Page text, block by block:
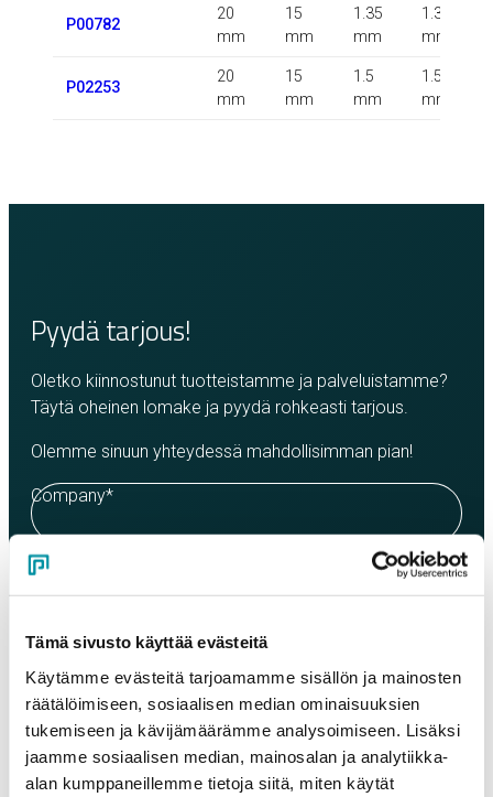
Tämä sivusto käyttää evästeitä
Käytämme evästeitä tarjoamamme sisällön ja mainosten
räätälöimiseen, sosiaalisen median ominaisuuksien
tukemiseen ja kävijämäärämme analysoimiseen. Lisäksi
jaamme sosiaalisen median, mainosalan ja analytiikka-
alan kumppaneillemme tietoja siitä, miten käytät
P00782
20
mm
15
mm
1.35
mm
1.35
mm
P02253
20
mm
15
mm
1.5
mm
1.5
mm
Pyydä tarjous!
Oletko kiinnostunut tuotteistamme ja palveluistamme?
Täytä oheinen lomake ja pyydä rohkeasti tarjous.
Olemme sinuun yhteydessä mahdollisimman pian!
Company*
Email*
Phone